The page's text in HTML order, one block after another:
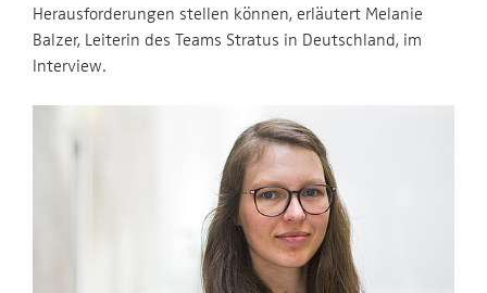
Herausforderungen stellen können, erläutert Melanie
Balzer, Leiterin des Teams Stratus in Deutschland, im
Interview.